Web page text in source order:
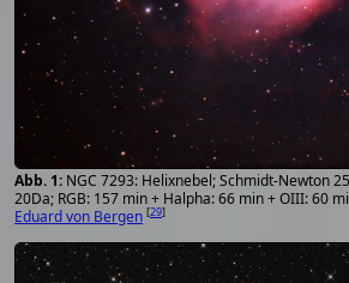
NGC 7293: Helixnebel; Schmidt-Newton
20Da; RGB: 157 min + Halpha: 66 min + OIII: 60
Eduard von Bergen [29]